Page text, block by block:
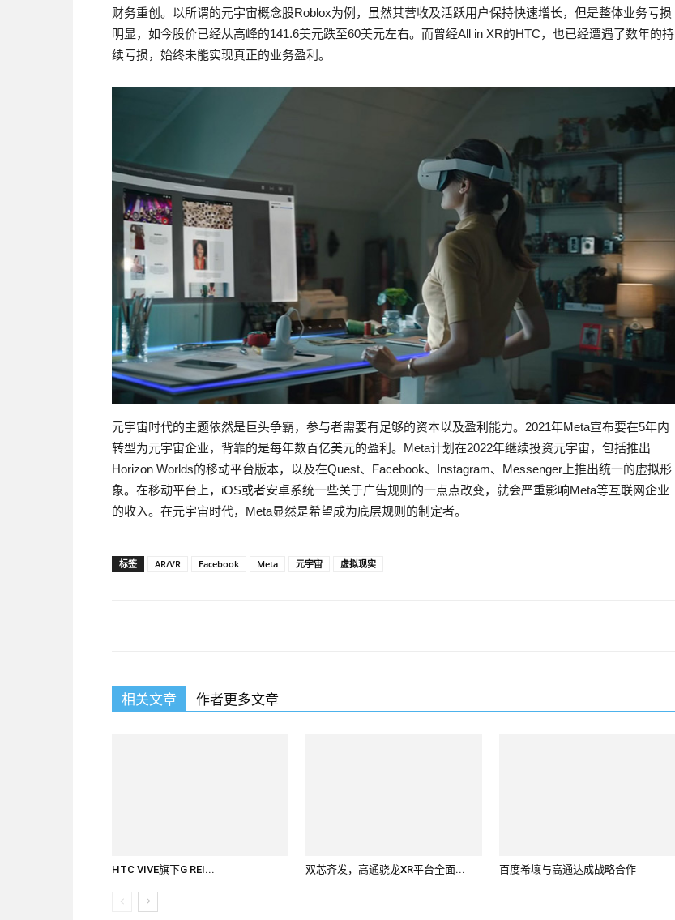
财务重创。以所谓的元宇宙概念股Roblox为例，虽然其营收及活跃用户保持快速增长，但是整体业务亏损
明显，如今股价已经从高峰的141.6美元跌至60美元左右。而曾经All in XR的HTC，也已经遭遇了数年的持
续亏损，始终未能实现真正的业务盈利。
元宇宙时代的主题依然是巨头争霸，参与者需要有足够的资本以及盈利能力。2021年Meta宣布要在5年内
转型为元宇宙企业，背靠的是每年数百亿美元的盈利。Meta计划在2022年继续投资元宇宙，包括推出
Horizon Worlds的移动平台版本，以及在Quest、Facebook、Instagram、Messenger上推出统一的虚拟形
象。在移动平台上，iOS或者安卓系统一些关于广告规则的一点点改变，就会严重影响Meta等互联网企业
的收入。在元宇宙时代，Meta显然是希望成为底层规则的制定者。
标签 AR/VR Facebook Meta 元宇宙 虚拟现实
相关文章 作者更多文章
HTC VIVE旗下G REI... 双芯齐发，高通骁龙XR平台全面... 百度希壤与高通达成战略合作